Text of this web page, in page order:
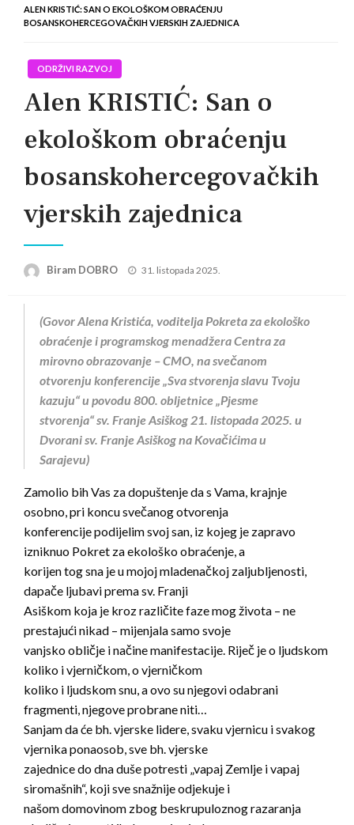
ALEN KRISTIĆ: SAN O EKOLOŠKOM OBRAĆENJU
BOSANSKOHERCEGOVAČKIH VJERSKIH ZAJEDNICA
ODRŽIVI RAZVOJ
Alen KRISTIĆ: San o
ekološkom obraćenju
bosanskohercegovačkih
vjerskih zajednica
Biram DOBRO
Posted
31. listopada 2025.
(Govor Alena Kristića, voditelja Pokreta za ekološko
obraćenje i programskog menadžeraCentra za
mirovno obrazovanje – CMO, na svečanom
otvorenju konferencije „Sva stvorenja slavu Tvoju
kazuju“ u povodu 800. obljetnice „Pjesme
stvorenja“ sv. Franje Asiškog 21. listopada 2025. u
Dvorani sv. Franje Asiškog na Kovačićima u
Sarajevu)
Zamolio bih Vas za dopuštenje da s Vama, krajnje
osobno, pri koncu svečanog otvorenja
konferencije podijelim svoj san, iz kojeg je zapravo
izniknuo Pokret za ekološko obraćenje, a
korijen tog sna je u mojoj mladenačkoj zaljubljenosti,
dapače ljubavi prema sv. Franji
Asiškom koja je kroz različite faze mog života – ne
prestajući nikad – mijenjala samo svoje
vanjsko obličje i načine manifestacije. Riječ je o ljudskom
koliko i vjerničkom, o vjerničkom
koliko i ljudskom snu, a ovo su njegovi odabrani
fragmenti, njegove probrane niti…
Sanjam da će bh. vjerske lidere, svaku vjernicu i svakog
vjernika ponaosob, sve bh. vjerske
zajednice do dna duše potresti „vapaj Zemlje i vapaj
siromašnih“, koji sve snažnije odjekuje i
našom domovinom zbog beskrupuloznog razaranja